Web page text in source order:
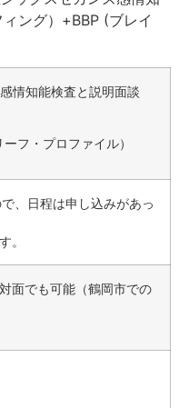
ング）+BBP (ブレイ
情知能検査と説明面談
フ・プロファイル）
、日程は申し込みがあっ
。
面でも可能（鶴岡市での